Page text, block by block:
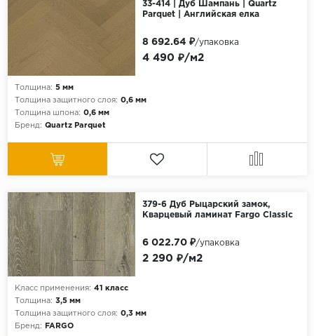
33-414 | Дуб Шампань | Quartz
Parquet | Английская елка
Толщина: 5 мм
Толщина защитного слоя: 0,6 мм
Толщина шпона: 0,6 мм
Бренд: Quartz Parquet
4 490 ₽/м2
8 692.64 ₽/упаковка
379-6 Дуб Рыцарский замок,
Кварцевый ламинат Fargo Classic
Класс применения: 41 класс
Толщина: 3,5 мм
Толщина защитного слоя: 0,3 мм
Бренд:
FARGO
2 290 ₽/м2
6 022.70 ₽/упаковка